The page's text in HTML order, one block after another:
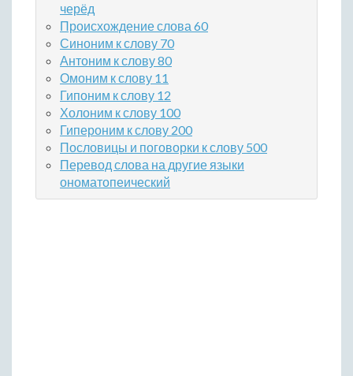
черёд
Происхождение слова 60
Синоним к слову 70
Антоним к слову 80
Омоним к слову 11
Гипоним к слову 12
Холоним к слову 100
Гипероним к слову 200
Пословицы и поговорки к слову 500
Перевод слова на другие языки
ономатопеический